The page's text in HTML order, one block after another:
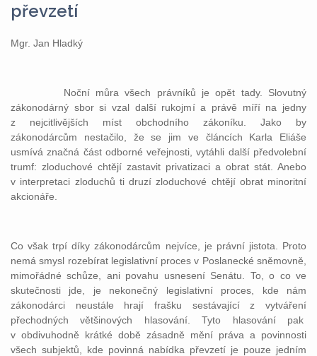
převzetí
Mgr. Jan Hladký
Noční můra všech právníků je opět tady. Slovutný
zákonodárný sbor si vzal další rukojmí a právě míří na jedny
z nejcitlivějších míst obchodního zákoníku. Jako by
zákonodárcům nestačilo, že se jim ve článcích Karla Eliáše
usmívá značná část odborné veřejnosti, vytáhli další předvolební
trumf: zloduchové chtějí zastavit privatizaci a obrat stát. Anebo
v interpretaci zloduchů ti druzí zloduchové chtějí obrat minoritní
akcionáře.
Co však trpí díky zákonodárcům nejvíce, je právní jistota. Proto
nemá smysl rozebírat legislativní proces v Poslanecké sněmovně,
mimořádné schůze, ani povahu usnesení Senátu. To, o co ve
skutečnosti jde, je nekonečný legislativní proces, kde nám
zákonodárci neustále hrají frašku sestávající z vytváření
přechodných většinových hlasování. Tyto hlasování pak
v obdivuhodně krátké době zásadně mění práva a povinnosti
všech subjektů, kde povinná nabídka převzetí je pouze jedním